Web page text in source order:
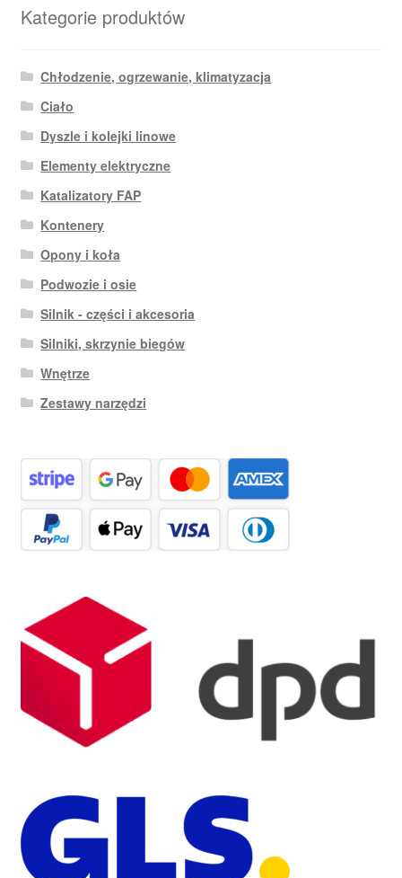
Kategorie produktów
Chłodzenie, ogrzewanie, klimatyzacja
Ciało
Dyszle i kolejki linowe
Elementy elektryczne
Katalizatory FAP
Kontenery
Opony i koła
Podwozie i osie
Silnik - części i akcesoria
Silniki, skrzynie biegów
Wnętrze
Zestawy narzędzi